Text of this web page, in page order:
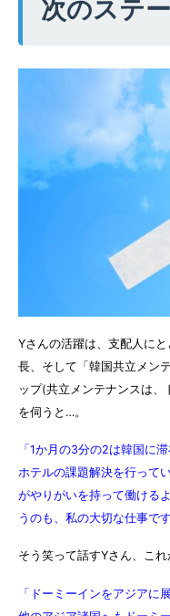
次のステ
Yさんの活躍は、支配人に
長、そして「韓国共立メン
ップ(共立メンテナンスは
を伺うと…。
「1か月の3分の2は韓国に
ホテルの課題解決を行って
がやりがいを持って働ける
うのも、私の大切な仕事で
そう笑って話すYさん、こ
「ドーミーインをアジアに